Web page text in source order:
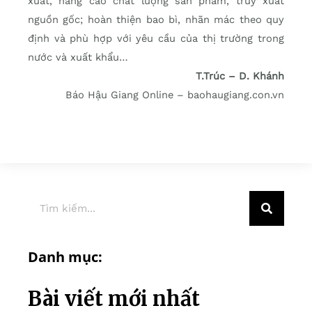
nguồn gốc; hoàn thiện bao bì, nhãn mác theo quy
định và phù hợp với yêu cầu của thị trường trong
nước và xuất khẩu…
T.Trúc – D. Khánh
Báo Hậu Giang Online – baohaugiang.con.vn
Danh mục:
Bài viết mới nhất